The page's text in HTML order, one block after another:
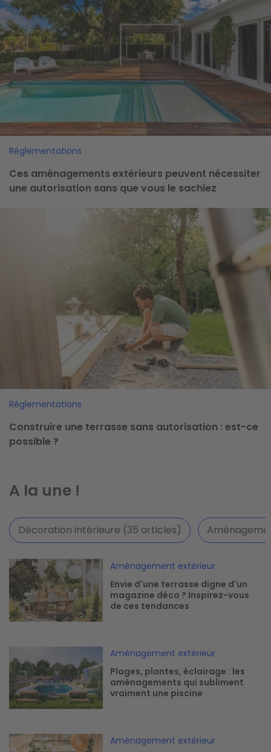
Réglementations
Ces aménagements extérieurs peuvent nécessiter
une autorisation sans que vous le sachiez
Réglementations
Construire une terrasse sans autorisation : est-ce
possible ?
A la une !
Décoration intérieure (35 articles)
Image
Aménagement extérieur
Envie d'une terrasse digne d'un
magazine déco ? Inspirez-vous
de ces tendances
Aménagement extérieur
Plages, plantes, éclairage : les
aménagements qui subliment
vraiment une piscine
Image
Aménagement extérieur